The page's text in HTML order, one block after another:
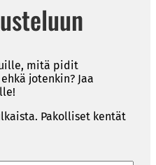
mitä pidit
jotenkin? Jaa
Pakolliset kentät